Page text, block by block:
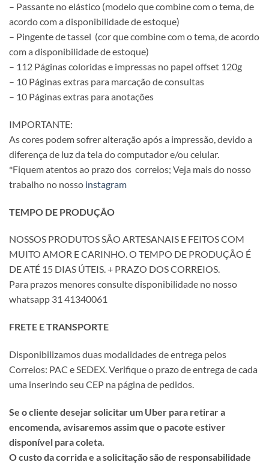
– Passante no elástico (modelo que combine com o tema, de
acordo com a disponibilidade de estoque)
– Pingente de tassel (cor que combine com o tema, de acordo
com a disponibilidade de estoque)
– 112 Páginas coloridas e impressas no papel offset 120g
– 10 Páginas extras para marcação de consultas
– 10 Páginas extras para anotações
IMPORTANTE:
As cores podem sofrer alteração após a impressão, devido a
diferença de luz da tela do computador e/ou celular.
*Fiquem atentos ao prazo dos correios; Veja mais do nosso
trabalho no nosso instagram
TEMPO DE PRODUÇÃO
NOSSOS PRODUTOS SÃO ARTESANAIS E FEITOS COM
MUITO AMOR E CARINHO. O TEMPO DE PRODUÇÃO É
DE ATÉ 15 DIAS ÚTEIS. + PRAZO DOS CORREIOS.
Para prazos menores consulte disponibilidade no nosso
whatsapp 31 41340061
FRETE E TRANSPORTE
Disponibilizamos duas modalidades de entrega pelos
Correios: PAC e SEDEX. Verifique o prazo de entrega de cada
uma inserindo seu CEP na página de pedidos.
Se o cliente desejar solicitar um Uber para retirar a
encomenda, avisaremos assim que o pacote estiver
disponível para coleta.
O custo da corrida e a solicitação são de responsabilidade